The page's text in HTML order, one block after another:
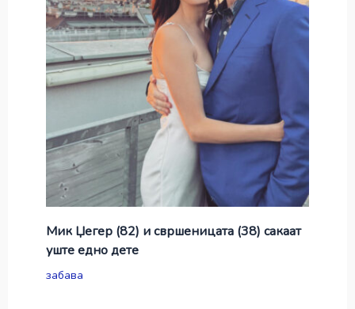
Мик Џегер (82) и свршеницата (38) сакаат
уште едно дете
забава